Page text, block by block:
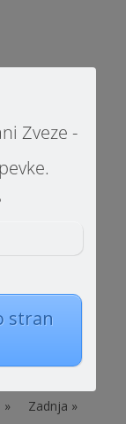
šola
11 od 56
«
» Zadnja »
Zveze -
stran